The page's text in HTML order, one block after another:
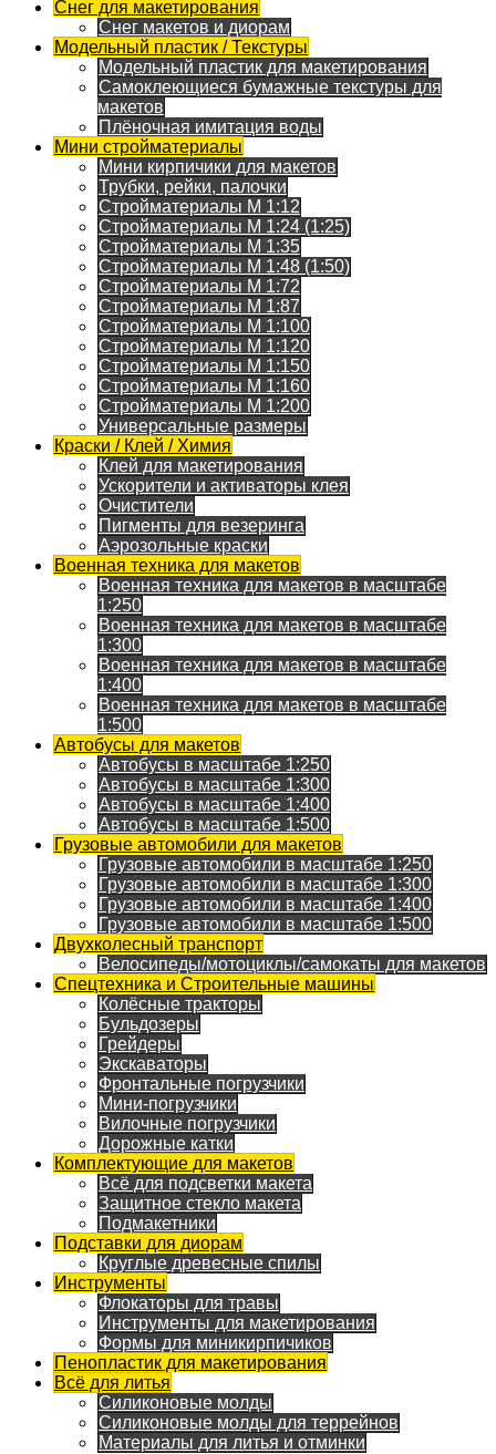
Снег для макетирования
Снег макетов и диорам
Модельный пластик / Текстуры
Модельный пластик для макетирования
Самоклеющиеся бумажные текстуры для
макетов
Плёночная имитация воды
Мини стройматериалы
Мини кирпичики для макетов
Трубки, рейки, палочки
Стройматериалы M 1:12
Стройматериалы M 1:24 (1:25)
Стройматериалы M 1:35
Стройматериалы M 1:48 (1:50)
Стройматериалы M 1:72
Стройматериалы M 1:87
Стройматериалы M 1:100
Стройматериалы M 1:120
Стройматериалы M 1:150
Стройматериалы M 1:160
Стройматериалы M 1:200
Универсальные размеры
Краски / Клей / Химия
Клей для макетирования
Ускорители и активаторы клея
Очистители
Пигменты для везеринга
Аэрозольные краски
Военная техника для макетов
Военная техника для макетов в масштабе
1:250
Военная техника для макетов в масштабе
1:300
Военная техника для макетов в масштабе
1:400
Военная техника для макетов в масштабе
1:500
Автобусы для макетов
Автобусы в масштабе 1:250
Автобусы в масштабе 1:300
Автобусы в масштабе 1:400
Автобусы в масштабе 1:500
Грузовые автомобили для макетов
Грузовые автомобили в масштабе 1:250
Грузовые автомобили в масштабе 1:300
Грузовые автомобили в масштабе 1:400
Грузовые автомобили в масштабе 1:500
Двухколесный транспорт
Велосипеды/мотоциклы/самокаты для макетов
Спецтехника и Строительные машины
Колёсные тракторы
Бульдозеры
Грейдеры
Экскаваторы
Фронтальные погрузчики
Мини-погрузчики
Вилочные погрузчики
Дорожные катки
Комплектующие для макетов
Всё для подсветки макета
Защитное стекло макета
Подмакетники
Подставки для диорам
Круглые древесные спилы
Инструменты
Флокаторы для травы
Инструменты для макетирования
Формы для миникирпичиков
Пенопластик для макетирования
Всё для литья
Силиконовые молды
Силиконовые молды для террейнов
Материалы для литья и отминки